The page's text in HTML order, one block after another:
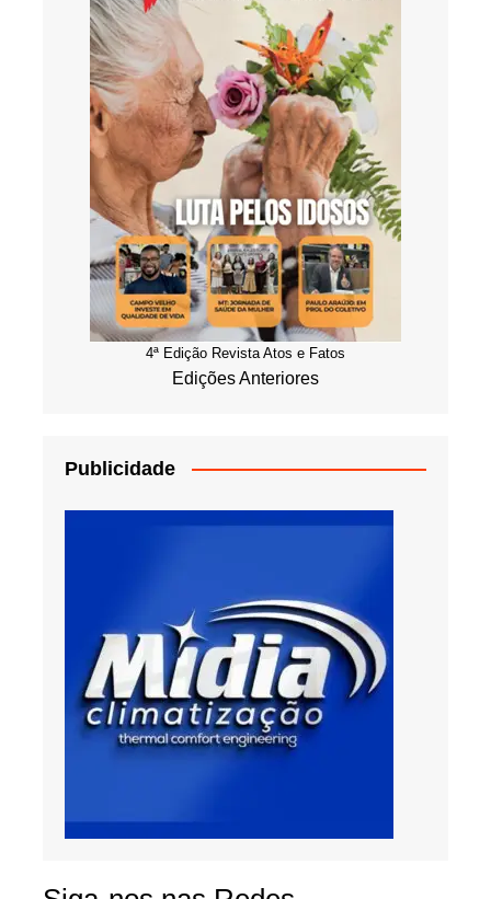
4ª Edição Revista Atos e Fatos
Edições Anteriores
Publicidade